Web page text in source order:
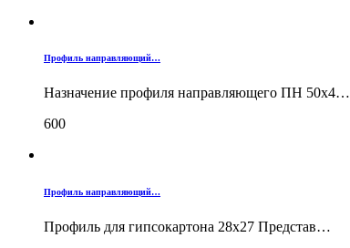
Профиль направляющий…
Назначение профиля направляющего ПН 50х4…
600
Профиль направляющий…
Профиль для гипсокартона 28х27 Представ…